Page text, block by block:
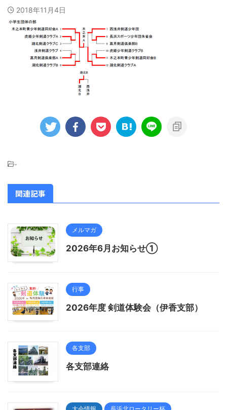
2018年11月4日
-
関連記事
メルマガ
2026年6月お知らせ①
行事
2026年度 剣道体験会（伊香支部）
各支部
各支部連絡